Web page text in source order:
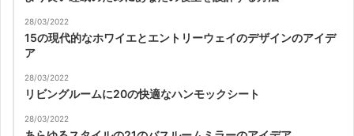
28/03/2022
15の現代的なホワイエとエントリーウェイのデザインのアイデ
ア
28/03/2022
リビングルームに20の快適なハンモックシート
28/03/2022